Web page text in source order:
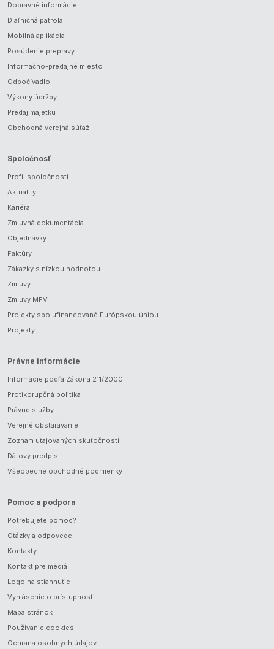
Dopravné informácie
Diaľničná patrola
Mobilná aplikácia
Posúdenie prepravy
Informačno-predajné miesto
Odpočívadlo
Výkony údržby
Predaj majetku
Obchodná verejná súťaž
Spoločnosť
Profil spoločnosti
Aktuality
Kariéra
Zmluvná dokumentácia
Objednávky
Faktúry
Zákazky s nízkou hodnotou
Zmluvy
Zmluvy MPV
Projekty spolufinancované Európskou úniou
Projekty
Právne informácie
Informácie podľa Zákona 211/2000
Protikorupčná politika
Právne služby
Verejné obstarávanie
Zoznam utajovaných skutočností
Dátový predpis
Všeobecné obchodné podmienky
Pomoc a podpora
Potrebujete pomoc?
Otázky a odpovede
Kontakty
Kontakt pre médiá
Logo na stiahnutie
Vyhlásenie o prístupnosti
Mapa stránok
Používanie cookies
Ochrana osobných údajov